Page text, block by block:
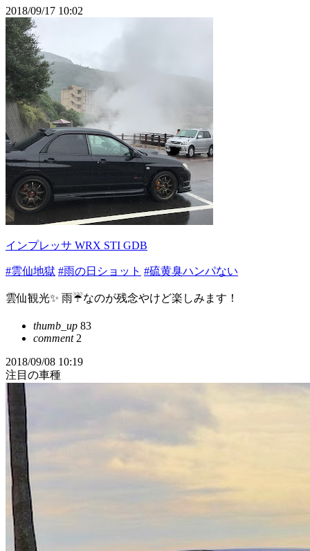
2018/09/17 10:02
インプレッサ WRX STI GDB
#雲仙地獄 #雨の日ショット #硫黄臭ハンパない
雲仙観光✨ 雨☔️なのが残念やけど楽しみます！
thumb_up 83
comment2
2018/09/08 10:19
注目の車種